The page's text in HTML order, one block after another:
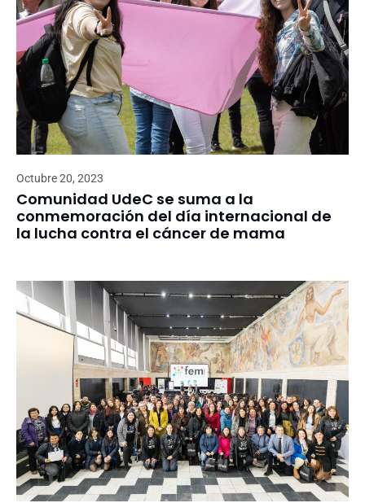
Octubre 20, 2023
Comunidad UdeC se suma a la
conmemoración del día internacional de
la lucha contra el cáncer de mama